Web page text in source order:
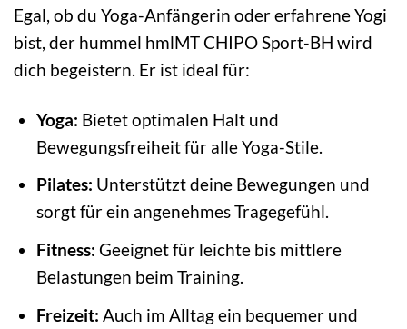
Egal, ob du Yoga-Anfängerin oder erfahrene Yogi
bist, der hummel hmlMT CHIPO Sport-BH wird
dich begeistern. Er ist ideal für:
Yoga: Bietet optimalen Halt und
Bewegungsfreiheit für alle Yoga-Stile.
Pilates: Unterstützt deine Bewegungen und
sorgt für ein angenehmes Tragegefühl.
Fitness: Geeignet für leichte bis mittlere
Belastungen beim Training.
Freizeit: Auch im Alltag ein bequemer und